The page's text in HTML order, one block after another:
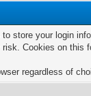
store your login
Cookies on this
regardless of